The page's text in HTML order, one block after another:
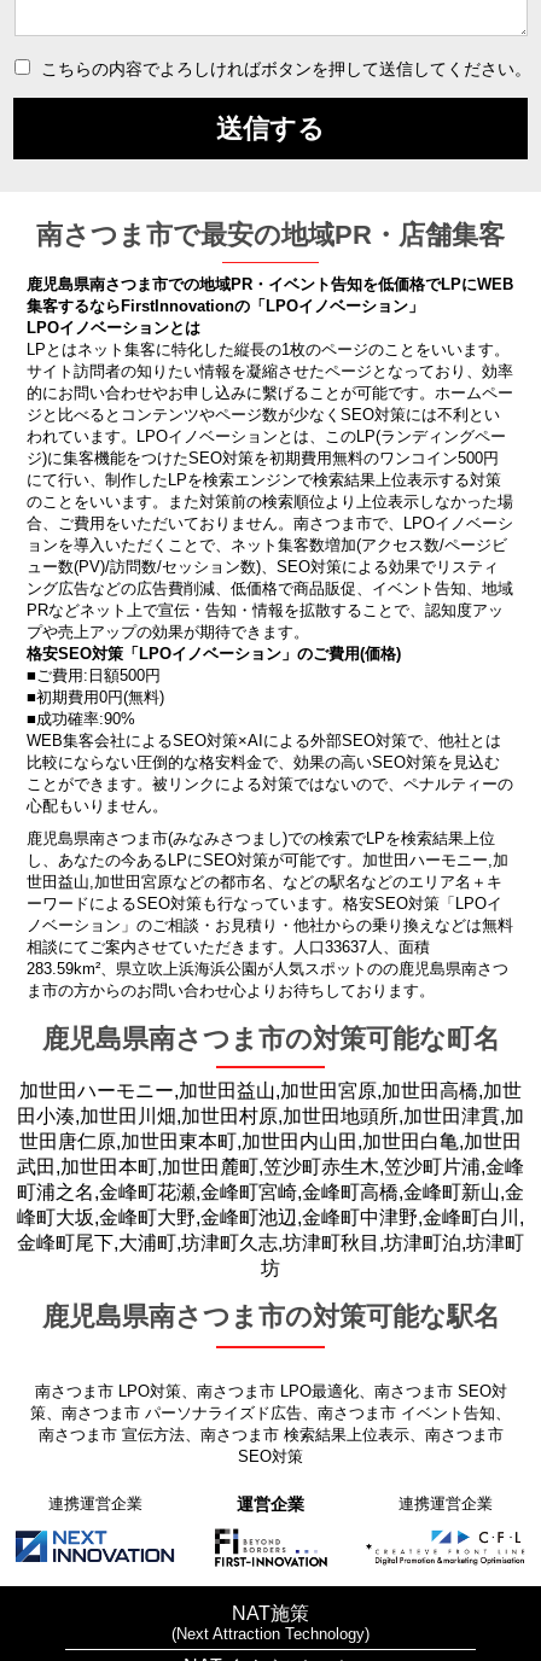
こちらの内容でよろしければボタンを押して送信してください。
南さつま市で最安の地域PR・店舗集客
鹿児島県南さつま市での地域PR・イベント告知を低価格でLPにWEB
集客するならFirstInnovationの「LPOイノベーション」
LPOイノベーションとは
LPとはネット集客に特化した縦長の1枚のページのことをいいます。
サイト訪問者の知りたい情報を凝縮させたページとなっており、効率
的にお問い合わせやお申し込みに繫げることが可能です。ホームペー
ジと比べるとコンテンツやページ数が少なくSEO対策には不利とい
われています。LPOイノベーションとは、このLP(ランディングペー
ジ)に集客機能をつけたSEO対策を初期費用無料のワンコイン500円
にて行い、制作したLPを検索エンジンで検索結果上位表示する対策
のことをいいます。また対策前の検索順位より上位表示しなかった場
合、ご費用をいただいておりません。南さつま市で、LPOイノベーシ
ョンを導入いただくことで、ネット集客数増加(アクセス数/ページビ
ュー数(PV)/訪問数/セッション数)、SEO対策による効果でリスティ
ング広告などの広告費削減、低価格で商品販促、イベント告知、地域
PRなどネット上で宣伝・告知・情報を拡散することで、認知度アッ
プや売上アップの効果が期待できます。
格安SEO対策「LPOイノベーション」のご費用(価格)
■ご費用:日額500円
■初期費用0円(無料)
■成功確率:90%
WEB集客会社によるSEO対策×AIによる外部SEO対策で、他社とは
比較にならない圧倒的な格安料金で、効果の高いSEO対策を見込む
ことができます。被リンクによる対策ではないので、ペナルティーの
心配もいりません。
鹿児島県南さつま市(みなみさつまし)での検索でLPを検索結果上位
し、あなたの今あるLPにSEO対策が可能です。加世田ハーモニー,加
世田益山,加世田宮原などの都市名、などの駅名などのエリア名＋キ
ーワードによるSEO対策も行なっています。格安SEO対策「LPOイ
ノベーション」のご相談・お見積り・他社からの乗り換えなどは無料
相談にてご案内させていただきます。人口33637人、面積
283.59km²、県立吹上浜海浜公園が人気スポットのの鹿児島県南さつ
ま市の方からのお問い合わせ心よりお待ちしております。
鹿児島県南さつま市の対策可能な町名
加世田ハーモニー,加世田益山,加世田宮原,加世田高橋,加世
田小湊,加世田川畑,加世田村原,加世田地頭所,加世田津貫,加
世田唐仁原,加世田東本町,加世田内山田,加世田白亀,加世田
武田,加世田本町,加世田麓町,笠沙町赤生木,笠沙町片浦,金峰
町浦之名,金峰町花瀬,金峰町宮崎,金峰町高橋,金峰町新山,金
峰町大坂,金峰町大野,金峰町池辺,金峰町中津野,金峰町白川,
金峰町尾下,大浦町,坊津町久志,坊津町秋目,坊津町泊,坊津町
坊
鹿児島県南さつま市の対策可能な駅名
南さつま市 LPO対策、南さつま市 LPO最適化、南さつま市 SEO対
策、南さつま市 パーソナライズド広告、南さつま市 イベント告知、
南さつま市 宣伝方法、南さつま市 検索結果上位表示、南さつま市
SEO対策
連携運営企業 運営企業 連携運営企業
NAT施策
(Next Attraction Technology)